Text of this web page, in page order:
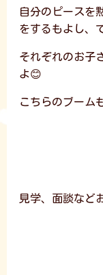
自分のピースを
をするもよし、
それぞれのお子
よ😊
こちらのブーム
見学、面談など